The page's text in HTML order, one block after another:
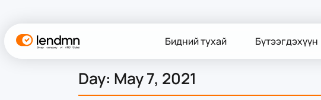
Бидний тухай Бүтээгдэхүүн
Day: May 7, 2021